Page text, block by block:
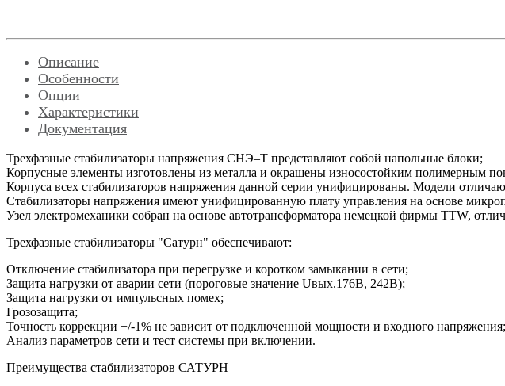
Описание
Особенности
Опции
Характеристики
Документация
Трехфазные стабилизаторы напряжения СНЭ–Т представляют собой напольные блоки;
Корпусные элементы изготовлены из металла и окрашены износостойким полимерным
Корпуса всех стабилизаторов напряжения данной серии унифицированы. Модели
Стабилизаторы напряжения имеют унифицированную плату управления на основе
Узел электромеханики собран на основе автотрансформатора немецкой фирмы TTW,
Трехфазные стабилизаторы "Сатурн" обеспечивают:
Отключение стабилизатора при перегрузке и коротком замыкании в сети;
Защита нагрузки от аварии сети (пороговые значение Uвых.176В, 242В);
Защита нагрузки от импульсных помех;
Грозозащита;
Точность коррекции +/-1% не зависит от подключенной мощности и входного напряжения;
Анализ параметров сети и тест системы при включении.
Преимущества стабилизаторов САТУРН